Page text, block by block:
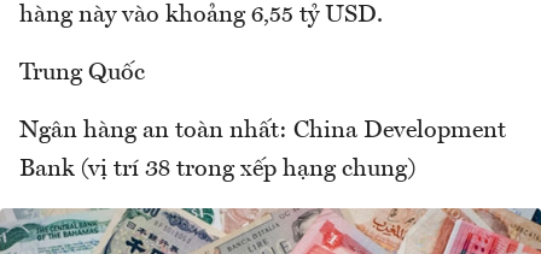
hàng này vào khoảng 6,55 tỷ USD.
Trung Quốc
Ngân hàng an toàn nhất: China Development
Bank (vị trí 38 trong xếp hạng chung)